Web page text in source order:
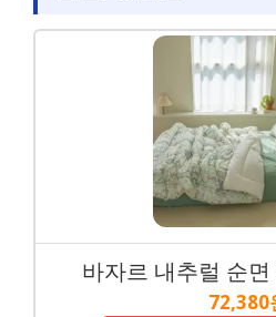
바자르 내추럴 순
72,380